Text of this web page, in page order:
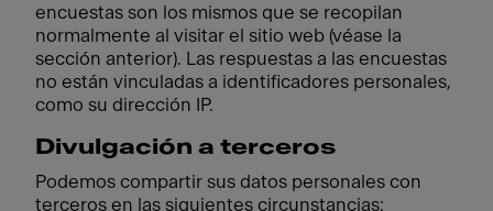
encuestas son los mismos que se recopilan
normalmente al visitar el sitio web (véase la
sección anterior). Las respuestas a las encuestas
no están vinculadas a identificadores personales,
como su dirección IP.
Divulgación a terceros
Podemos compartir sus datos personales con
terceros en las siguientes circunstancias: